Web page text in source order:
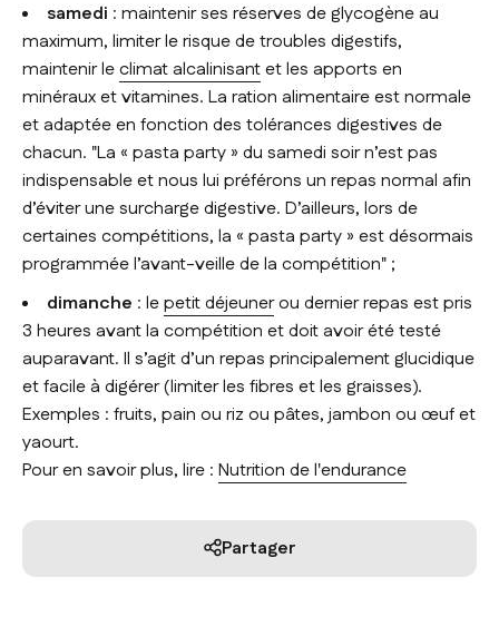
samedi : maintenir ses réserves de glycogène au
maximum, limiter le risque de troubles digestifs,
maintenir leclimat alcalinisantet les apports en
minéraux et vitamines. La ration alimentaire est normale
et adaptée en fonction des tolérances digestives de
chacun. "La « pasta party » du samedi soir n’est pas
indispensable et nous lui préférons un repas normal afin
d’éviter une surcharge digestive. D’ailleurs, lors de
certaines compétitions, la « pasta party » est désormais
programmée l’avant-veille de la compétition" ;
dimanche : lepetit déjeunerou dernier repas est pris
3 heures avant la compétition et doit avoir été testé
auparavant. Il s’agit d’un repas principalement glucidique
et facile à digérer (limiter les fibres et les graisses).
Exemples : fruits, pain ou riz ou pâtes, jambon ou œuf et
yaourt.
Pour en savoir plus, lire : Nutrition de l'endurance
Partager